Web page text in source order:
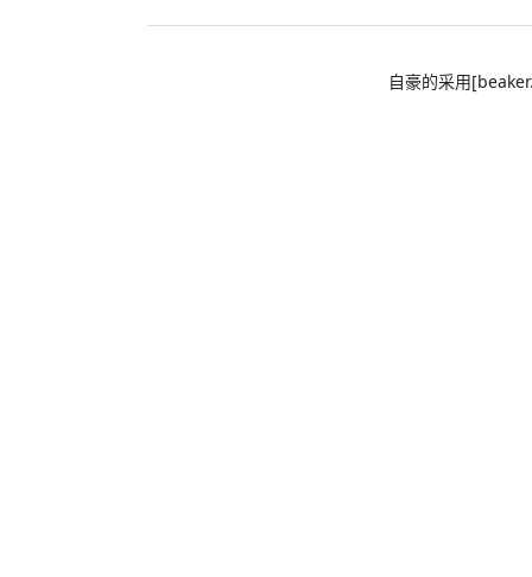
自豪的采用